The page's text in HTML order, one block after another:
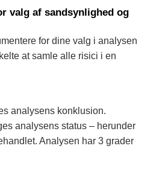
valg af sandsynlighed og
for dine valg i analysen
at samle alle risici i en
analysens konklusion.
analysens status – herunder
Analysen har 3 grader